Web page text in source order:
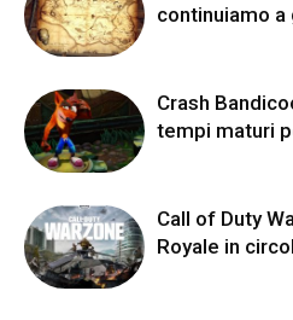
continuiamo a
Crash
tempi maturi
Call of Duty
Royale in